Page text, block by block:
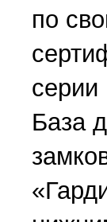
по
серии
База